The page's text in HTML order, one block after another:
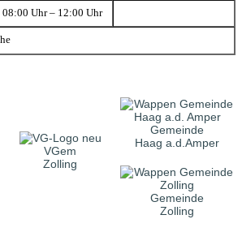
08:00 Uhr – 12:00 Uhr
VGem
Zolling
Gemeinde
Haag a.d.Amper
Gemeinde
Zolling